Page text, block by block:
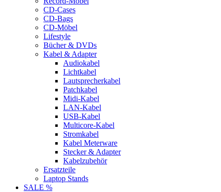
CD-Cases
CD-Bags
CD-Möbel
Lifestyle
Bücher & DVDs
Kabel & Adapter
Audiokabel
Lichtkabel
Lautsprecherkabel
Patchkabel
Midi-Kabel
LAN-Kabel
USB-Kabel
Multicore-Kabel
Stromkabel
Kabel Meterware
Stecker & Adapter
Kabelzubehör
Ersatzteile
Laptop Stands
SALE %